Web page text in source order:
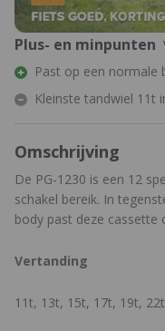
Plus- en minpunten
Past op een normale
Kleinste tandwiel 11t
Omschrijving
De PG-1230 is een 12
schakel bereik. In
body past deze cassette
Vertanding
11t, 13t, 15t, 17t, 19t,